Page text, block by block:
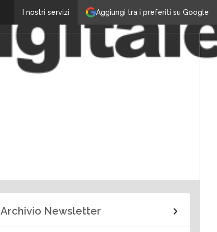
Aggiungi tra i preferiti su Google
I nostri servizi
Archivio Newsletter